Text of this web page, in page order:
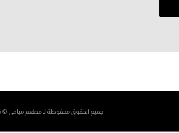
جميع الحقوق محفوظة لـ مطعم ميامي © 2026 ,تصميم واستضافة شركة